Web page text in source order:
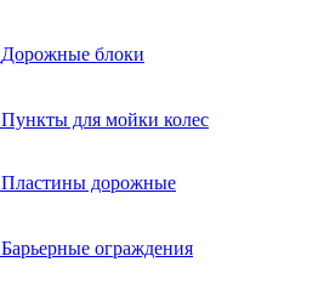
Дорожные блоки
Пункты для мойки колес
Пластины дорожные
Барьерные ограждения